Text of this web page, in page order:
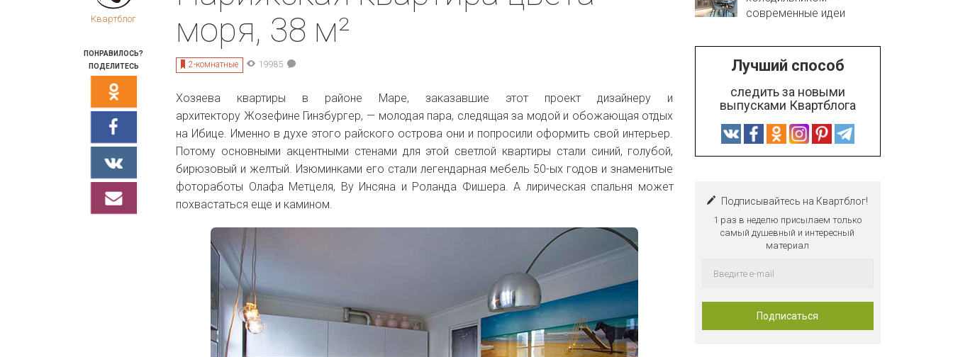
Квартблог
ПОНРАВИЛОСЬ?
ПОДЕЛИТЕСЬ
моря, 38 м²
2-комнатные 19985
Хозяева квартиры в районе Маре, заказавшие этот проект дизайнеру и
архитектору Жозефине Гинзбургер, — молодая пара, следящая за модой и обожающая отдых
на Ибице. Именно в духе этого райского острова они и попросили оформить свой интерьер.
Потому основными акцентными стенами для этой светлой квартиры стали синий, голубой,
бирюзовый и желтый. Изюминками его стали легендарная мебель 50-ых годов и знаменитые
фотоработы Олафа Метцеля, Ву Инсяна и Роланда Фишера. А лирическая спальня может
похвастаться еще и камином.
современные идеи
Лучший способ
следить за новыми
выпусками Квартблога
Подписывайтесь на Квартблог!
1 раз в неделю присылаем только
самый душевный и интересный
материал